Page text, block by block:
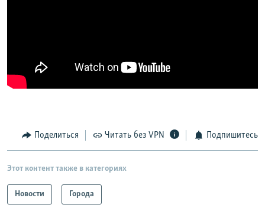
Поделиться Читать без VPN Подпишитесь
Этот контент также в категориях
Новости Города